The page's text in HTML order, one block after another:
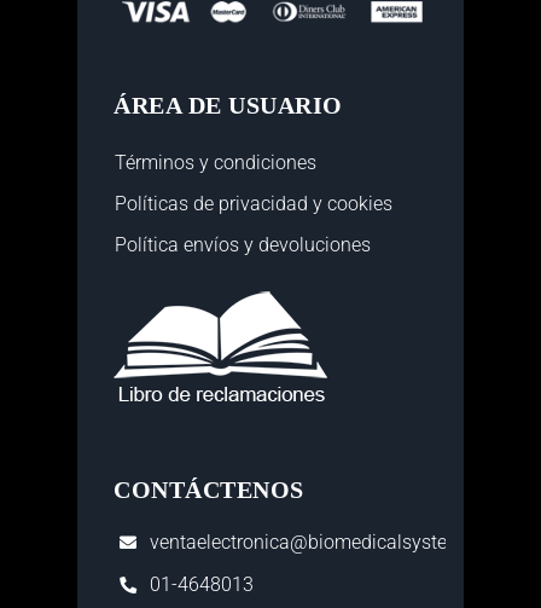
ÁREA DE USUARIO
Términos y condiciones
Políticas de privacidad y cookies
Política envíos y devoluciones
CONTÁCTENOS
ventaelectronica@biomedicalsystems.com.pe
01-4648013